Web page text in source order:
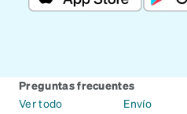
Preguntas frecuentes
Ver todo
Envío